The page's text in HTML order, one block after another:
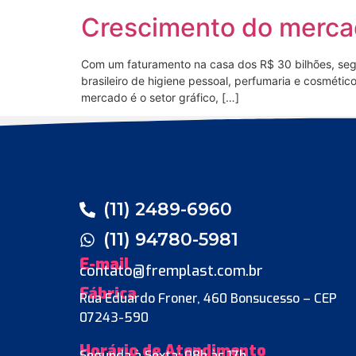
Crescimento do
Com um faturamento na casa dos R$ 30 bilhões,
brasileiro de higiene pessoal, perfumaria e
mercado é o setor gráfico, […]
(11) 2489-6960
(11) 94780-5981
E-mail
contato@fremplast.com.br
Fábrica
Rua Eduardo Froner, 460 Bonsucesso – CEP
07243-590
Horário de Atendimento